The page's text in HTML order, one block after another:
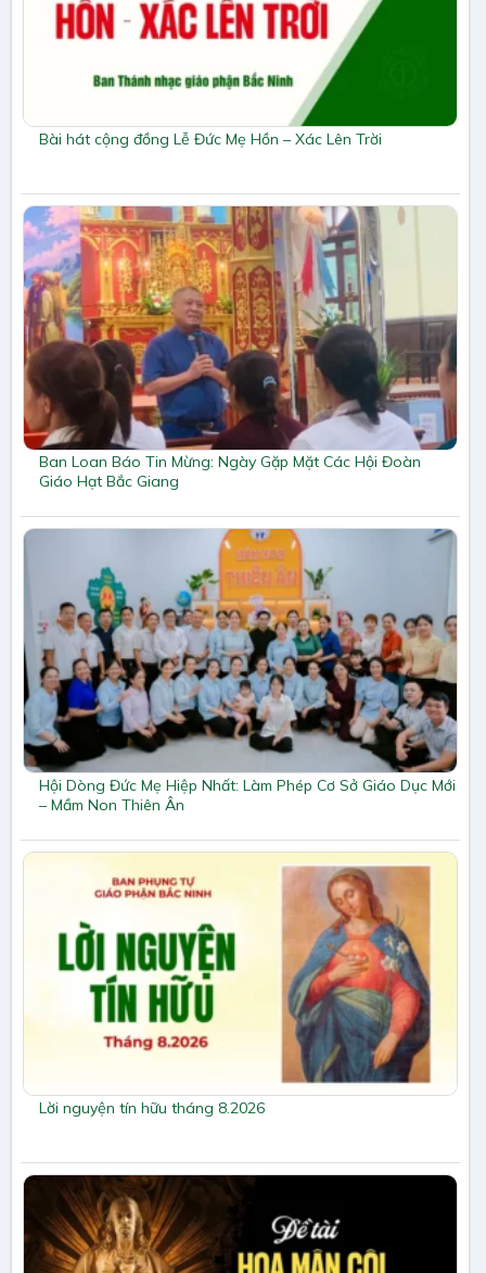
Bài hát cộng đồng Lễ Đức Mẹ Hồn – Xác Lên Trời
Ban Loan Báo Tin Mừng: Ngày Gặp Mặt Các Hội Đoàn
Giáo Hạt Bắc Giang
Hội Dòng Đức Mẹ Hiệp Nhất: Làm Phép Cơ Sở Giáo Dục Mới
– Mầm Non Thiên Ân
Lời nguyện tín hữu tháng 8.2026